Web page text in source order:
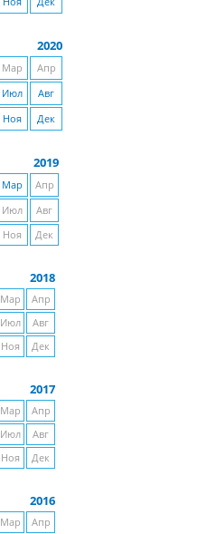
2020
Мар
Апр
Июл
Авг
Ноя Дек
2019
Мар
Апр
Июл
Авг
Ноя Дек
2018
Мар
Апр
Июл
Авг
Ноя Дек
2017
Мар
Апр
Июл
Авг
Ноя Дек
2016
Мар
Апр